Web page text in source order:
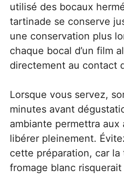
utilisé des bocaux
tartinade se conserve
une conservation plus
chaque bocal d’un film
directement au contact
Lorsque vous servez,
minutes avant
ambiante permettra aux
libérer pleinement.
cette préparation, car la
fromage blanc